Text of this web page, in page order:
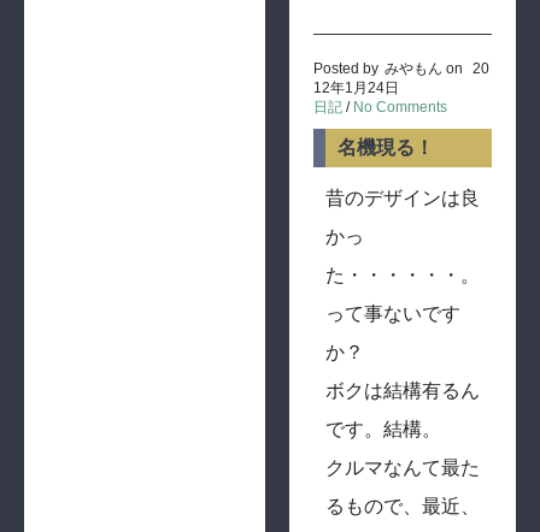
Posted by みやもん on
20
12年1月24日
日記 / No Comments
名機現る！
昔のデザインは良
かっ
た・・・・・・。
って事ないです
か？
ボクは結構有るん
です。結構。
クルマなんて最た
るもので、最近、